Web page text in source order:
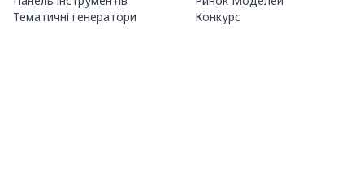
Тематичні генератори
Конкурс